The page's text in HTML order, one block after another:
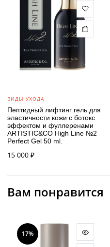
ВИДЫ УХОДА
Пептидный лифтинг гель для
эластичности кожи с ботокс
эффектом и фуллеренами
ARTISTIC&CO High Line №2
Perfect Gel 50 ml.
15 000 ₽
Вам понравится
17%